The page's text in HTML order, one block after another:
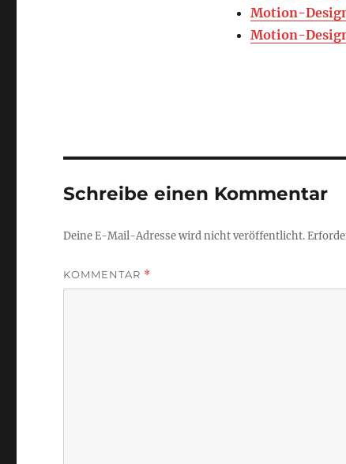
Motion-
Motion-
Schreibe einen Kommentar
Deine E-Mail-Adresse wird nicht veröffentlicht.
KOMMENTAR *